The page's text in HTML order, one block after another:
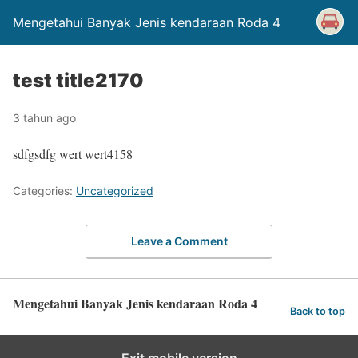
Mengetahui Banyak Jenis kendaraan Roda 4
test title2170
3 tahun ago
sdfgsdfg wert wert4158
Categories: Uncategorized
Leave a Comment
Mengetahui Banyak Jenis kendaraan Roda 4 Back to top